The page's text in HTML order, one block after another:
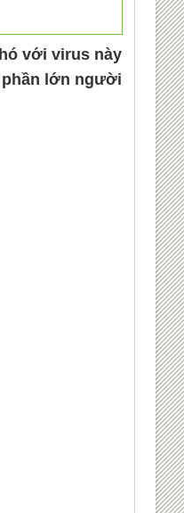
với virus này
phần lớn người